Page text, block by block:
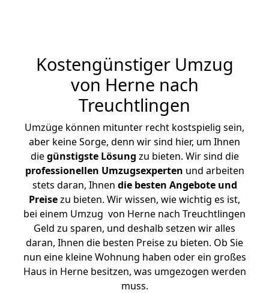
Kostengünstiger Umzug
von Herne nach
Treuchtlingen
Umzüge können mitunter recht kostspielig sein,
aber keine Sorge, denn wir sind hier, um Ihnen
diegünstigste Lösung zu bieten. Wir sind die
professionellen Umzugsexperten und arbeiten
stets daran, Ihnen die besten Angebote und
Preisezu bieten. Wir wissen, wie wichtig es ist,
bei einem Umzug von Herne nach Treuchtlingen
Geld zu sparen, und deshalb setzen wir alles
daran, Ihnen die besten Preise zu bieten. Ob Sie
nun eine kleine Wohnung haben oder ein großes
Haus in Herne besitzen, was umgezogen werden
muss.